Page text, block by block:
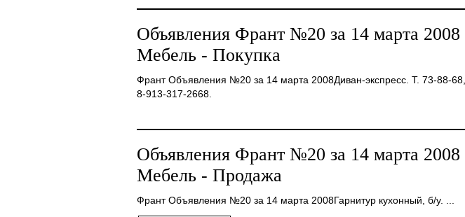
Объявления Франт №20 за 14 марта 2008
Мебель - Покупка
Франт Объявления №20 за 14 марта 2008Диван-экспресс. Т. 73-88-68,
8-913-317-2668.
Объявления Франт №20 за 14 марта 2008
Мебель - Продажа
Франт Объявления №20 за 14 марта 2008Гарнитур кухонный, б/у. ...